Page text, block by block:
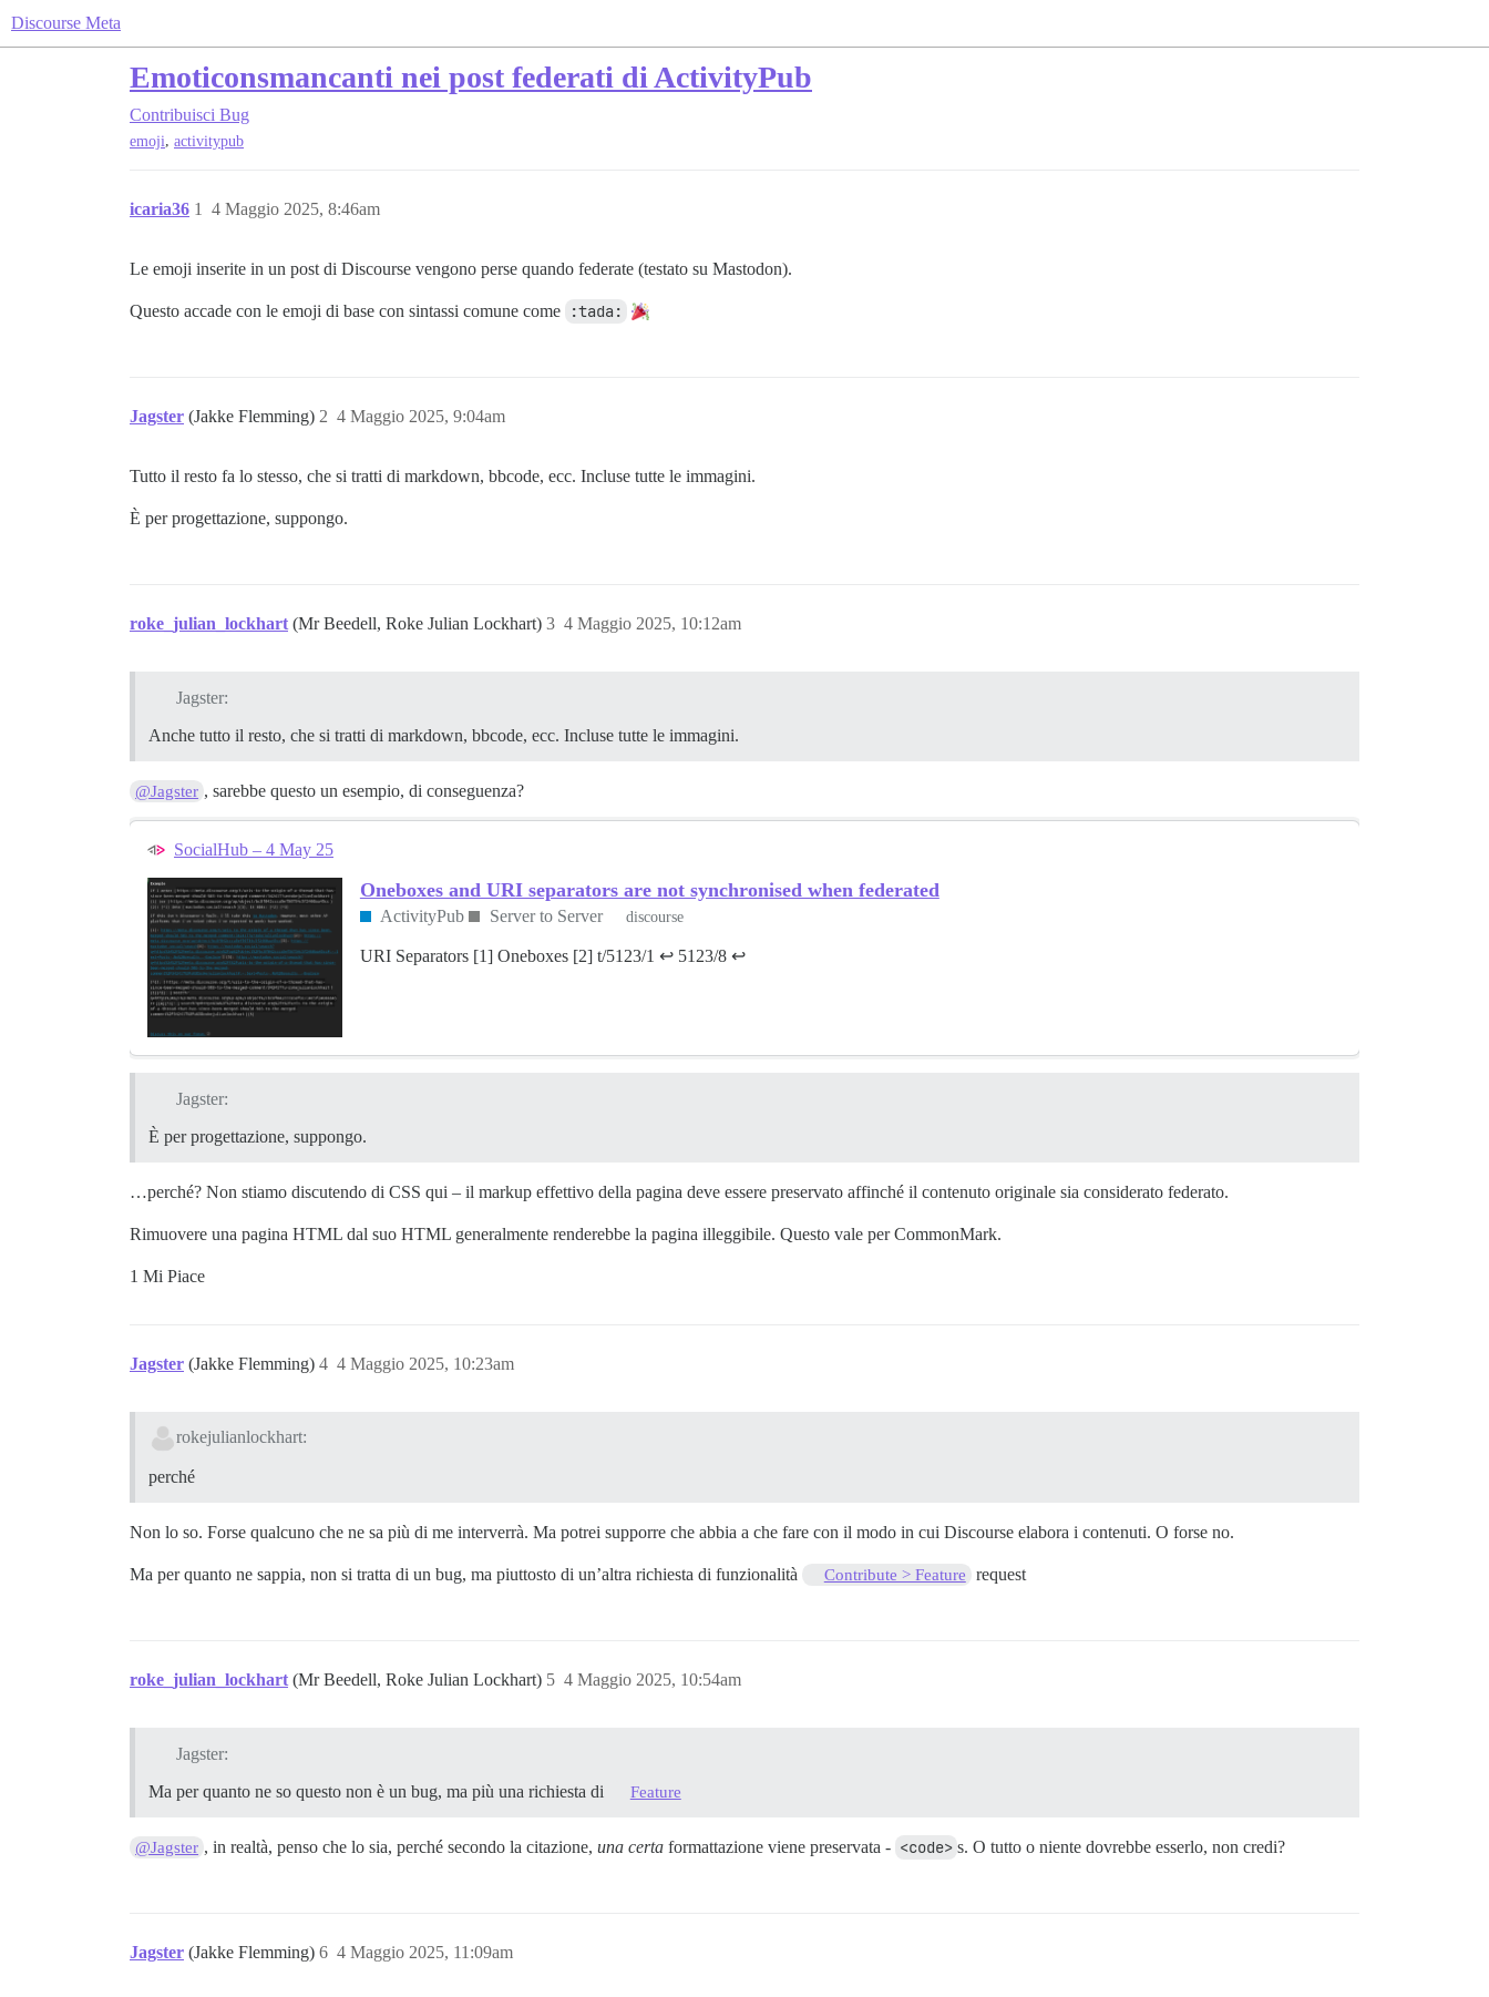
Discourse Meta
Emoticonsmancanti nei post federati di ActivityPub
Contribuisci Bug
emoji, activitypub
icaria36 4 Maggio 2025, 8:46am
1
Le emoji inserite in un post di Discourse vengono perse quando federate (testato su Mastodon).
Questo accade con le emoji di base con sintassi comune come :tada:
Jagster (Jakke Flemming) 4 Maggio 2025, 9:04am
2
Tutto il resto fa lo stesso, che si tratti di markdown, bbcode, ecc. Incluse tutte le immagini.
È per progettazione, suppongo.
roke_julian_lockhart (Mr Beedell, Roke Julian Lockhart) 4 Maggio 2025, 10:12am
3
Jagster:
Anche tutto il resto, che si tratti di markdown, bbcode, ecc. Incluse tutte le immagini.
@Jagster , sarebbe questo un esempio, di conseguenza?
SocialHub – 4 May 25
Oneboxes and URI separators are not synchronised when federated
ActivityPub Server to Server discourse
URI Separators [1] Oneboxes [2] t/5123/1 ↩︎ 5123/8 ↩︎
Jagster:
È per progettazione, suppongo.
…perché? Non stiamo discutendo di CSS qui – il markup effettivo della pagina deve essere preservato affinché il contenuto originale sia considerato federato.
Rimuovere una pagina HTML dal suo HTML generalmente renderebbe la pagina illeggibile. Questo vale per CommonMark.
1 Mi Piace
Jagster (Jakke Flemming) 4 Maggio 2025, 10:23am
4
rokejulianlockhart:
perché
Non lo so. Forse qualcuno che ne sa più di me interverrà. Ma potrei supporre che abbia a che fare con il modo in cui Discourse elabora i contenuti. O forse no.
Ma per quanto ne sappia, non si tratta di un bug, ma piuttosto di un’altra richiesta di funzionalità Contribute > Feature request
roke_julian_lockhart (Mr Beedell, Roke Julian Lockhart) 4 Maggio 2025, 10:54am
5
Jagster:
Ma per quanto ne so questo non è un bug, ma più una richiesta di
Feature
@Jagster , in realtà, penso che lo sia, perché secondo la citazione,una certa formattazione viene preservata - <code> s. O tutto o niente dovrebbe esserlo, non credi?
Jagster (Jakke Flemming) 4 Maggio 2025, 11:09am
6